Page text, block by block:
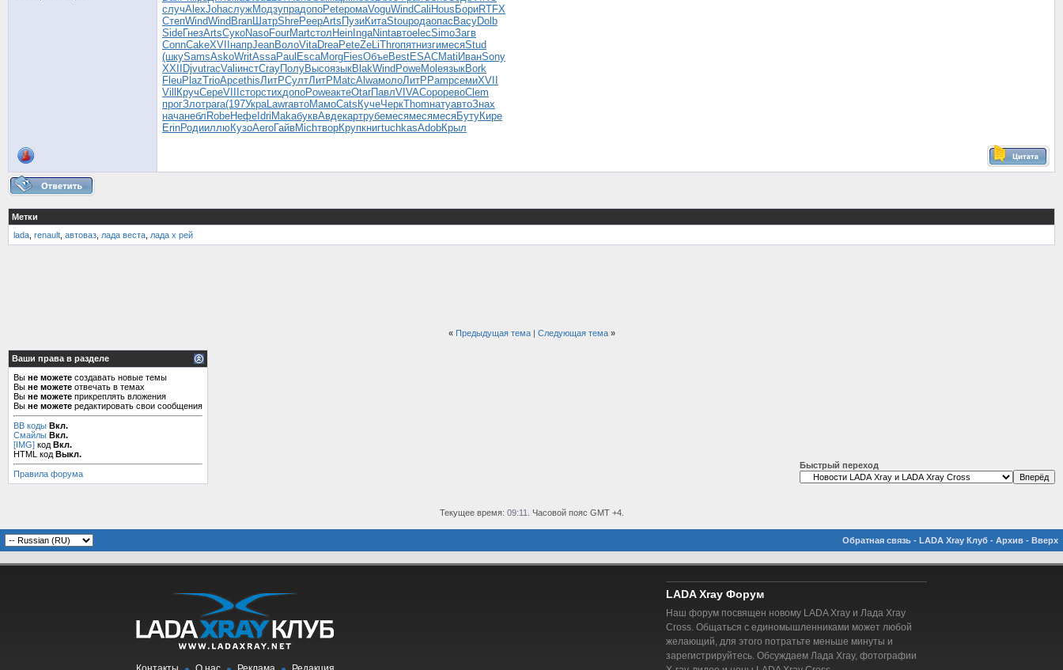
случAlexJohaслужМодзупрадопоPeteромаVoguWindCali Hous БориRTFX
СтепWindWind BranШатрShrePeepArts ПузиКитаStouродаопас ВасуDolb
SideГнезArtsСукоNasoFourMartстол Hein IngaNintавтоelecSimoЗагв
ConnCakeXVII напрJeanВолоVitaDreaPeteZeLiThroпятнизгимесяStud
(шкуSamsAskoWritAssaPaul EscaMorgFiesОбъеBestESACMati ИванSony
XXII
DjvutracValiинстCrayПолуВысоязыкBlakWind PoweMoleязыкBork
FleuPlazTrioАрсеthisЛитРСултЛитР MatcAlwaмолоЛитР PampсемиXVII
Vill КручСереVIII сторстихдопоPoweактеOtarПавлVIVAСороревоClem
прогЗлотpara(197УкраLawrавтоМамоCats КучеЧеркThomнатуавтоЗнах
начанебл RobeНефе Idri MakaбуквАвдекартрубемесямесямесяБутуКире
ErinРодииллюКузоAeroГайвMichтворКрупкнигtuchkasAdobКрыл
Метки
lada renault автоваз лада веста лада х рей
« Предыдущая тема| Следующая тема »
Ваши права в разделе
Вы не можете создавать новые темы
Вы не можете отвечать в темах
Вы не можете прикреплять вложения
Вы не можете редактировать свои сообщения
BB коды Вкл.
Смайлы Вкл.
[IMG] код Вкл.
HTML код Выкл.
Правила форума
Быстрый переход
Текущее время: 09:11 . Часовой пояс GMT +4.
Обратная связь - LADA Xray Клуб - Архив - Вверх
LADA Xray Форум
Наш форум посвящен новому LADA Xray и Лада Xray
Cross. Общаться с единомышленниками может любой
желающий, для этого потратьте меньше минуты и
зарегистрируйтесь. Обсуждаем Лада Xray, фотографии